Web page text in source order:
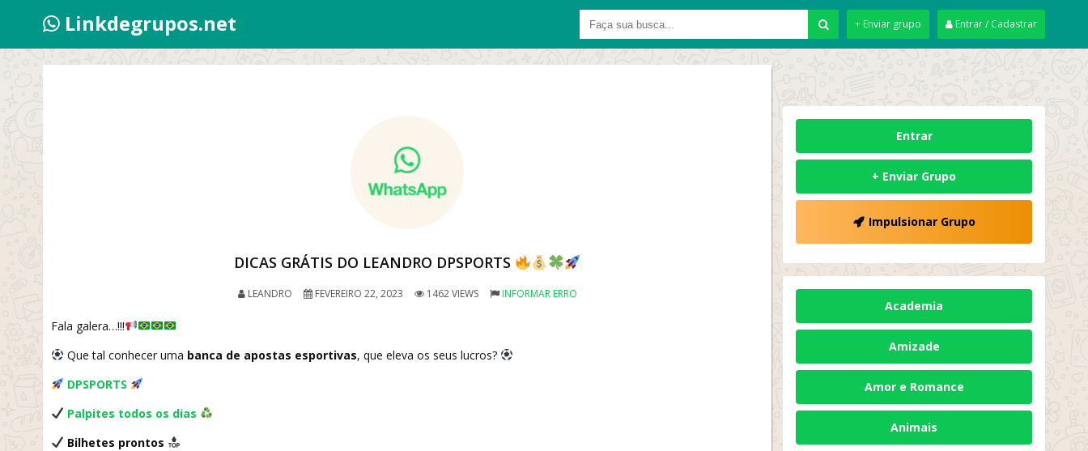
Linkdegrupos.net Entrar / Cadastrar
+ Enviar grupo
DICAS GRÁTIS DO LEANDRO DPSPORTS
LEANDRO FEVEREIRO 22, 2023 1462 VIEWS INFORMAR ERRO
Fala galera…!!!
Que tal conhecer uma banca de apostas esportivas, que eleva os seus lucros?
DPSPORTS
Palpites todos os dias
Bilhetes prontos
Entrar
+ Enviar Grupo
Impulsionar Grupo
Academia
Amizade
Amor e Romance
Animais